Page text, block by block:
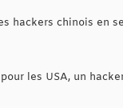
hackers chinois en
les USA, un